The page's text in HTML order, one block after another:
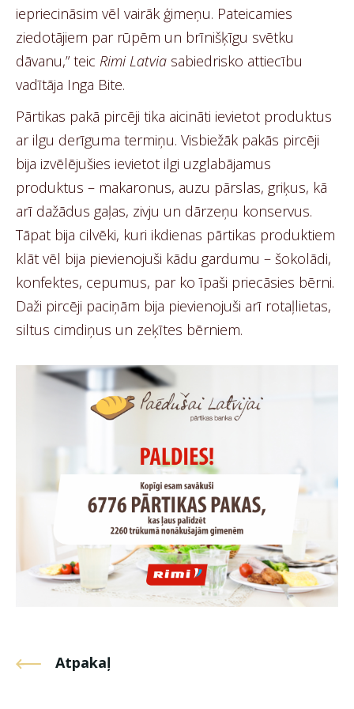
iepriecināsim vēl vairāk ģimeņu. Pateicamies
ziedotājiem par rūpēm un brīnišķīgu svētku
dāvanu,” teic Rimi Latvia sabiedrisko attiecību
vadītāja Inga Bite.
Pārtikas pakā pircēji tika aicināti ievietot produktus
ar ilgu derīguma termiņu. Visbiežāk pakās pircēji
bija izvēlējušies ievietot ilgi uzglabājamus
produktus – makaronus, auzu pārslas, griķus, kā
arī dažādus gaļas, zivju un dārzeņu konservus.
Tāpat bija cilvēki, kuri ikdienas pārtikas produktiem
klāt vēl bija pievienojuši kādu gardumu – šokolādi,
konfektes, cepumus, par ko īpaši priecāsies bērni.
Daži pircēji paciņām bija pievienojuši arī rotaļlietas,
siltus cimdiņus un zeķītes bērniem.
Atpakaļ